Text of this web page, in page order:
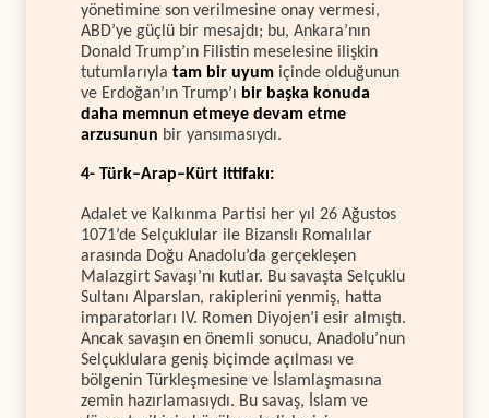
yönetimine son verilmesine onay vermesi,
ABD’ye güçlü bir mesajdı; bu, Ankara’nın
Donald Trump’ın Filistin meselesine ilişkin
tutumlarıyla tam bir uyum içinde olduğunun
ve Erdoğan’ın Trump’ı bir başka konuda
daha memnun etmeye devam etme
arzusunun bir yansımasıydı.
4- Türk–Arap–Kürt ittifakı:
Adalet ve Kalkınma Partisi her yıl 26 Ağustos
1071’de Selçuklular ile Bizanslı Romalılar
arasında Doğu Anadolu’da gerçekleşen
Malazgirt Savaşı’nı kutlar. Bu savaşta Selçuklu
Sultanı Alparslan, rakiplerini yenmiş, hatta
imparatorları IV. Romen Diyojen’i esir almıştı.
Ancak savaşın en önemli sonucu, Anadolu’nun
Selçuklulara geniş biçimde açılması ve
bölgenin Türkleşmesine ve İslamlaşmasına
zemin hazırlamasıydı. Bu savaş, İslam ve